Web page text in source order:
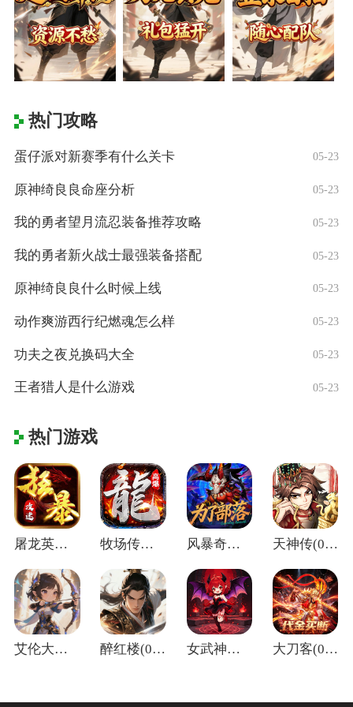
热门攻略
蛋仔派对新赛季有什么关卡 05-23
原神绮良良命座分析 05-23
我的勇者望月流忍装备推荐攻略 05-23
我的勇者新火战士最强装备搭配 05-23
原神绮良良什么时候上线 05-23
动作爽游西行纪燃魂怎么样 05-23
功夫之夜兑换码大全 05-23
王者猎人是什么游戏 05-23
热门游戏
屠龙英雄(神魔狂暴攻速单职) 牧场传奇(终身红包免费版) 风暴奇兵(0.05折万元真充) 天神传(0.1折苍穹神武三国)
艾伦大陆(0.05折十二国记) 醉红楼(0.05折一剑无敌) 女武神之剑(0.1折天使之剑) 大刀客(0.05折绝情一刀买断版)